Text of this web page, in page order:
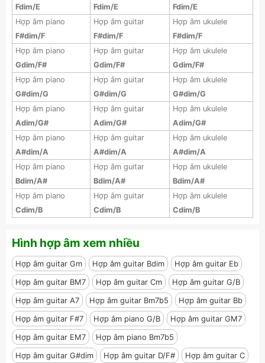
Fdim/E
Fdim/E
Fdim/E
Hợp âm piano
F#dim/F
Hợp âm guitar
F#dim/F
Hợp âm ukulele
F#dim/F
Hợp âm piano
Gdim/F#
Hợp âm guitar
Gdim/F#
Hợp âm ukulele
Gdim/F#
Hợp âm piano
G#dim/G
Hợp âm guitar
G#dim/G
Hợp âm ukulele
G#dim/G
Hợp âm piano
Adim/G#
Hợp âm guitar
Adim/G#
Hợp âm ukulele
Adim/G#
Hợp âm piano
A#dim/A
Hợp âm guitar
A#dim/A
Hợp âm ukulele
A#dim/A
Hợp âm piano
Bdim/A#
Hợp âm guitar
Bdim/A#
Hợp âm ukulele
Bdim/A#
Hợp âm piano
Cdim/B
Hợp âm guitar
Cdim/B
Hợp âm ukulele
Cdim/B
Hình hợp âm xem nhiều
Hợp âm guitar Gm Hợp âm guitar Bdim
Hợp âm guitar Eb
Hợp âm guitar BM7
Hợp âm guitar Cm
Hợp âm guitar G/B
Hợp âm guitar A7
Hợp âm guitar Bm7b5
Hợp âm guitar Bb
Hợp âm guitar F#7
Hợp âm piano G/B
Hợp âm guitar GM7
Hợp âm guitar EM7
Hợp âm piano Bm7b5
Hợp âm guitar G#dim
Hợp âm guitar D/F# Hợp âm guitar C